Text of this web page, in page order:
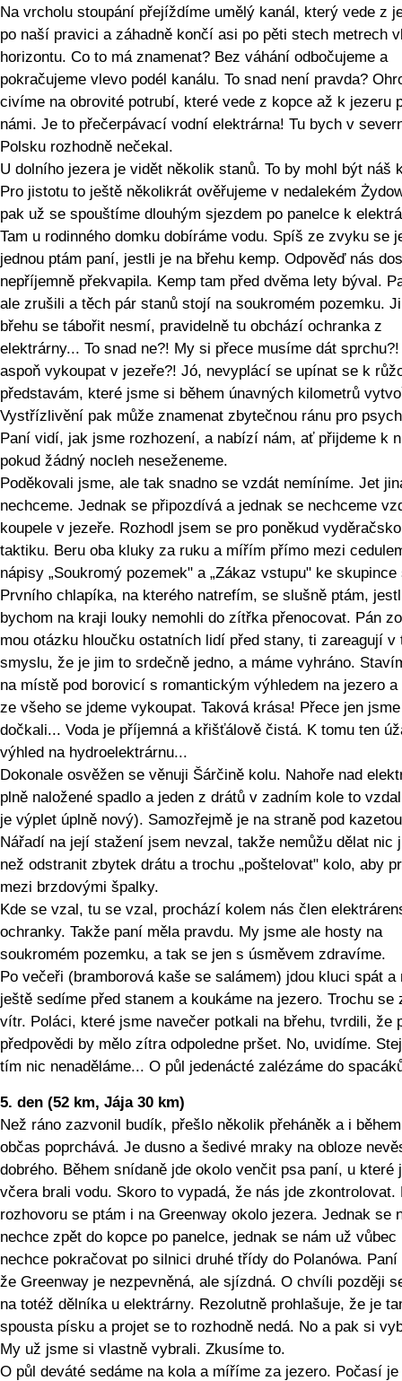
Na vrcholu stoupání přejíždíme umělý kanál, který vede z
po naší pravici a záhadně končí asi po pěti stech metrech
horizontu. Co to má znamenat? Bez váhání odbočujeme a
pokračujeme vlevo podél kanálu. To snad není pravda?
civíme na obrovité potrubí, které vede z kopce až k jezeru
námi. Je to přečerpávací vodní elektrárna! Tu bych v
Polsku rozhodně nečekal.
U dolního jezera je vidět několik stanů. To by mohl být náš
Pro jistotu to ještě několikrát ověřujeme v nedalekém
pak už se spouštíme dlouhým sjezdem po panelce k
Tam u rodinného domku dobíráme vodu. Spíš ze zvyku se
jednou ptám paní, jestli je na břehu kemp. Odpověď nás
nepříjemně překvapila. Kemp tam před dvěma lety býval.
ale zrušili a těch pár stanů stojí na soukromém pozemku.
břehu se tábořit nesmí, pravidelně tu obchází ochranka z
elektrárny... To snad ne?! My si přece musíme dát sprchu?!
aspoň vykoupat v jezeře?! Jó, nevyplácí se upínat se k
představám, které jsme si během únavných kilometrů
Vystřízlivění pak může znamenat zbytečnou ránu pro
Paní vidí, jak jsme rozhození, a nabízí nám, ať přijdeme k
pokud žádný nocleh neseženeme.
Poděkovali jsme, ale tak snadno se vzdát nemíníme. Jet
nechceme. Jednak se připozdívá a jednak se nechceme
koupele v jezeře. Rozhodl jsem se pro poněkud
taktiku. Beru oba kluky za ruku a mířím přímo mezi
nápisy „Soukromý pozemek" a „Zákaz vstupu" ke skupince
Prvního chlapíka, na kterého natrefím, se slušně ptám,
bychom na kraji louky nemohli do zítřka přenocovat. Pán
mou otázku hloučku ostatních lidí před stany, ti zareagují v
smyslu, že je jim to srdečně jedno, a máme vyhráno.
na místě pod borovicí s romantickým výhledem na jezero
ze všeho se jdeme vykoupat. Taková krása! Přece jen
dočkali... Voda je příjemná a křišťálově čistá. K tomu ten
výhled na hydroelektrárnu...
Dokonale osvěžen se věnuji Šárčině kolu. Nahoře nad
plně naložené spadlo a jeden z drátů v zadním kole to
je výplet úplně nový). Samozřejmě je na straně pod
Nářadí na její stažení jsem nevzal, takže nemůžu dělat nic
než odstranit zbytek drátu a trochu „poštelovat" kolo, aby
mezi brzdovými špalky.
Kde se vzal, tu se vzal, prochází kolem nás člen
ochranky. Takže paní měla pravdu. My jsme ale hosty na
soukromém pozemku, a tak se jen s úsměvem zdravíme.
Po večeři (bramborová kaše se salámem) jdou kluci spát a
ještě sedíme před stanem a koukáme na jezero. Trochu se
vítr. Poláci, které jsme navečer potkali na břehu, tvrdili, že
předpovědi by mělo zítra odpoledne pršet. No, uvidíme.
tím nic nenaděláme... O půl jedenácté zalézáme do
5. den (52 km, Jája 30 km)
Než ráno zazvonil budík, přešlo několik přeháněk a i
občas poprchává. Je dusno a šedivé mraky na obloze
dobrého. Během snídaně jde okolo venčit psa paní, u které
včera brali vodu. Skoro to vypadá, že nás jde zkontrolovat.
rozhovoru se ptám i na Greenway okolo jezera. Jednak se
nechce zpět do kopce po panelce, jednak se nám už vůbec
nechce pokračovat po silnici druhé třídy do Polanówa.
že Greenway je nezpevněná, ale sjízdná. O chvíli později
na totéž dělníka u elektrárny. Rezolutně prohlašuje, že je
spousta písku a projet se to rozhodně nedá. No a pak si
My už jsme si vlastně vybrali. Zkusíme to.
O půl deváté sedáme na kola a míříme za jezero. Počasí